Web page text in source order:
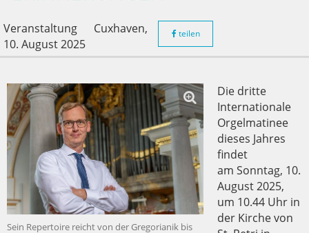
Veranstaltung
Cuxhaven,
10. August 2025
teilen
Sein Repertoire reicht von der Gregorianik bis
Die dritte
Internationale
Orgelmatinee
dieses Jahres
findet
am Sonntag, 10.
August 2025,
um 10.44 Uhr in
der Kirche von